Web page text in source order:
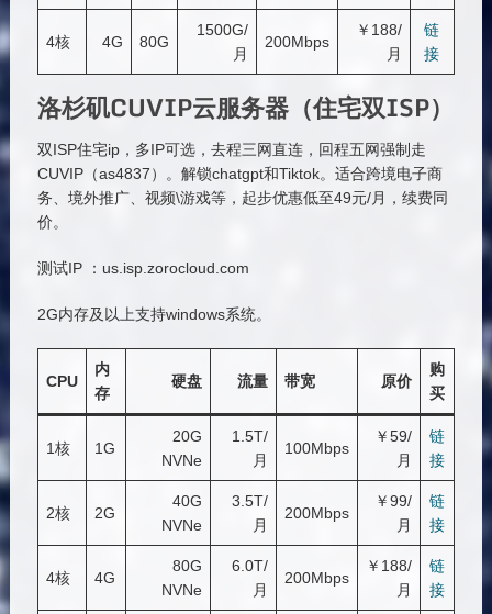
4核 4G 80G
1500G/
月
200Mbps
￥188/
月
链
接
洛杉矶CUVIP云服务器（住宅双ISP）
双ISP住宅ip，多IP可选，去程三网直连，回程五网强制走
CUVIP（as4837）。解锁chatgpt和Tiktok。适合跨境电子商
务、境外推广、视频\游戏等，起步优惠低至49元/月，续费同
价。
测试IP ：us.isp.zorocloud.com
2G内存及以上支持windows系统。
CPU
内
存
硬盘 流量 带宽 原价
购
买
1核 1G
20G
NVNe
1.5T/
月
100Mbps
￥59/
月
链
接
2核 2G
40G
NVNe
3.5T/
月
200Mbps
￥99/
月
链
接
4核 4G
80G
NVNe
6.0T/
月
200Mbps
￥188/
月
链
接